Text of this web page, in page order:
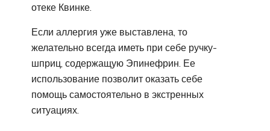
отеке Квинке.
Если аллергия уже выставлена, то
желательно всегда иметь при себе ручку-
шприц, содержащую Эпинефрин. Ее
использование позволит оказать себе
помощь самостоятельно в экстренных
ситуациях.